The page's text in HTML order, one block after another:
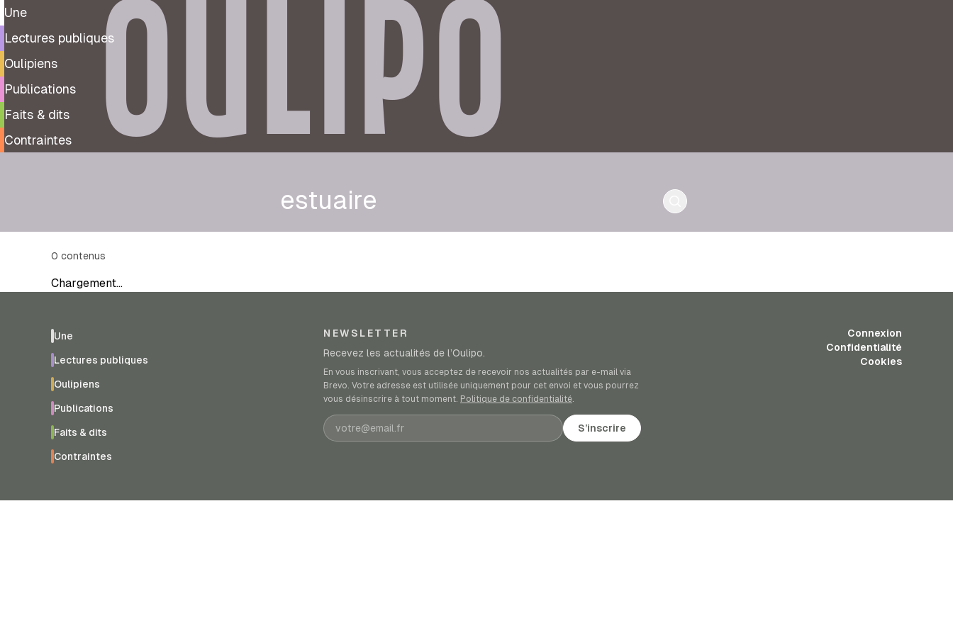
Une
Lectures publiques
Oulipiens
Publications
Faits & dits
Contraintes
OULIPO
estuaire
0 contenus
Chargement…
Une
Lectures publiques
Oulipiens
Publications
Faits & dits
Contraintes
NEWSLETTER
Recevez les actualités de l’Oulipo.
En vous inscrivant, vous acceptez de recevoir nos actualités par e-mail via
Brevo. Votre adresse est utilisée uniquement pour cet envoi et vous pourrez
vous désinscrire à tout moment. Politique de confidentialité.
Adresse e-mail S’inscrire
Connexion
Confidentialité
Cookies